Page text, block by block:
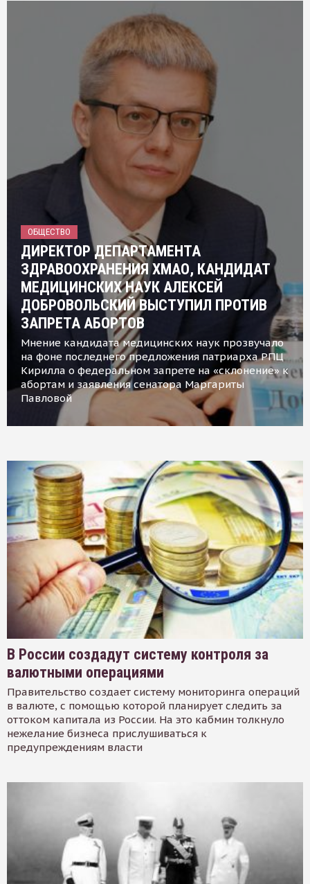
ОБЩЕСТВО
ДИРЕКТОР ДЕПАРТАМЕНТА
ЗДРАВООХРАНЕНИЯ ХМАО, КАНДИДАТ
МЕДИЦИНСКИХ НАУК АЛЕКСЕЙ
ДОБРОВОЛЬСКИЙ ВЫСТУПИЛ ПРОТИВ
ЗАПРЕТА АБОРТОВ
Мнение кандидата медицинских наук прозвучало
на фоне последнего предложения патриарха РПЦ
Кирилла о федеральном запрете на «склонение» к
абортам и заявления сенатора Маргариты
Павловой
В России создадут систему контроля за
валютными операциями
Правительство создает систему мониторинга операций
в валюте, с помощью которой планирует следить за
оттоком капитала из России. На это кабмин толкнуло
нежелание бизнеса прислушиваться к
предупреждениям власти